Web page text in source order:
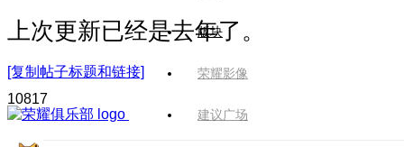
版块
荣耀影像
建议广场
上次更新已经是去年了。
[复制帖子标题和链接]
10817